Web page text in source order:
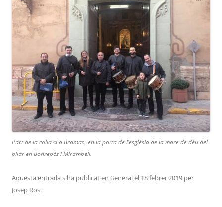
Part de la colla «La Brama», en la porta de l’església de la mare de déu del
pilar en Bonrepòs i Mirambell.
Aquesta entrada s'ha publicat en Generalel 18 febrer 2019 per
Josep Ros.